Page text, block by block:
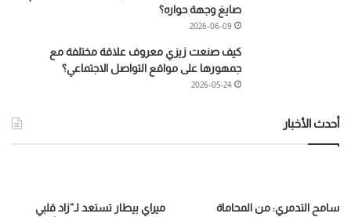
صايغ وجهة حواره؟
2026-06-09
كيف صنعت زيزي معروف علاقة مختلفة مع
جمهورها على مواقع التواصل الاجتماعي؟
2026-05-24
أحدث الأخبار
سامح التدمري: من المحاماة
ميراي بيطار تستعد لـ”زاد قلبي